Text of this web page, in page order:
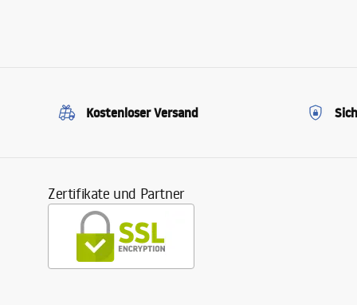
Kostenloser Versand
Zertifikate und Partner